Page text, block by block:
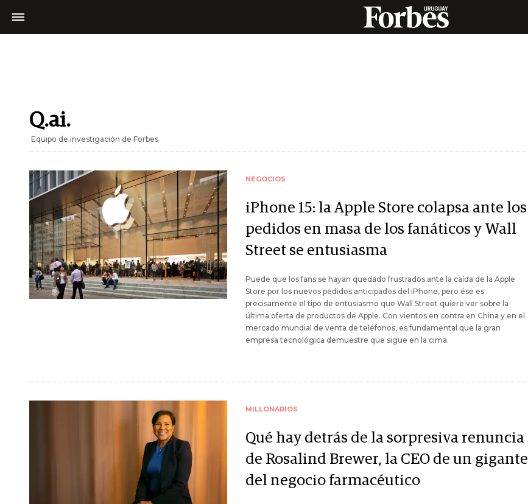
Q.ai.
Equipo de investigación de Forbes
NEGOCIOS
iPhone 15: la Apple Store colapsa ante los
pedidos en masa de los fanáticos y Wall
Street se entusiasma
Puede que los fans se hayan quedado frustrados ante la caída de la Apple
Store por los nuevos pedidos anticipados del iPhone, pero ése es
precisamente el tipo de entusiasmo que Wall Street quiere ver sobre la
última oferta de productos de Apple. Con vientos en contra en China y en el
mercado mundial de venta de teléfonos, es fundamental que la gran
empresa tecnológica demuestre que sigue en la cima.
MILLONARIOS
Qué hay detrás de la sorpresiva renuncia
de Rosalind Brewer, la CEO de un gigante
del negocio farmacéutico